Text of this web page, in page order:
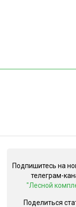
Подпишитесь на
телеграм-
"Лесной
Поделиться